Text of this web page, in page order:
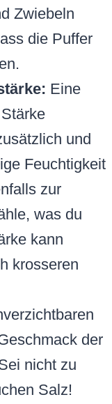
Zwiebeln
die Puffer
Eine
und
Feuchtigkeit
zur
was du
kann
krosseren
der
nicht zu
Salz!